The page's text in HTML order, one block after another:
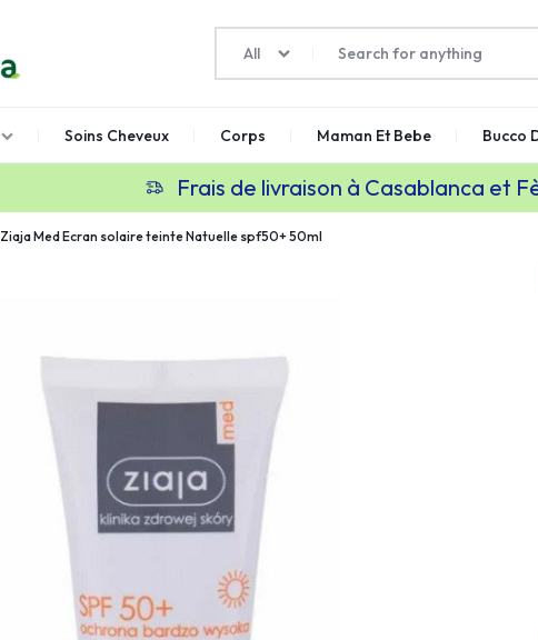
All
Soins Cheveux Corps Maman Et Bebe Bucco
Frais de livraison à Casablanca et
Ziaja Med Ecran solaire teinte Natuelle spf50+ 50ml